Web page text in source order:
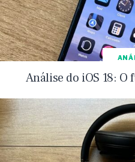
Análise do iOS 18: O